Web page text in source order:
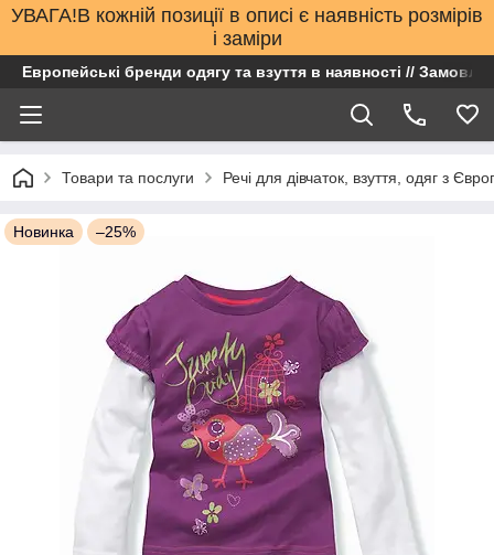
УВАГА!В кожній позиції в описі є наявність розмірів
і заміри
Европейські бренди одягу та взуття в наявності //
Товари та послуги Речі для дівчаток, взуття, одяг з
Новинка –25%